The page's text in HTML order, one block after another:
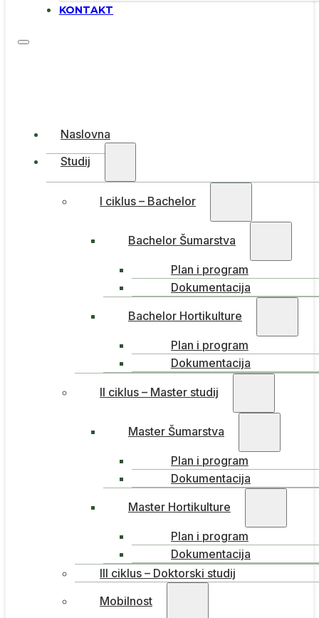
KONTAKT
Naslovna
Studij
I ciklus – Bachelor
Bachelor Šumarstva
Plan i program
Dokumentacija
Bachelor Hortikulture
Plan i program
Dokumentacija
II ciklus – Master studij
Master Šumarstva
Plan i program
Dokumentacija
Master Hortikulture
Plan i program
Dokumentacija
III ciklus – Doktorski studij
Mobilnost